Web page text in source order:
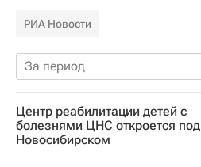
РИА Новости
За период
Центр реабилитации детей с
болезнями ЦНС откроется под
Новосибирском